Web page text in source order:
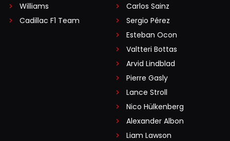
Williams
Cadillac F1 Team
Carlos Sainz
Sergio Pérez
Esteban Ocon
Valtteri Bottas
Arvid Lindblad
Pierre Gasly
Lance Stroll
Nico Hülkenberg
Alexander Albon
Liam Lawson